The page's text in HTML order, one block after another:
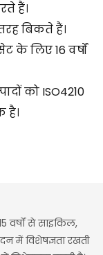
हैं।
बिकते हैं।
के लिए 16 वर्षों
को ISO4210
है।
वर्षों से साइकिल,
में विशेषज्ञता रखती